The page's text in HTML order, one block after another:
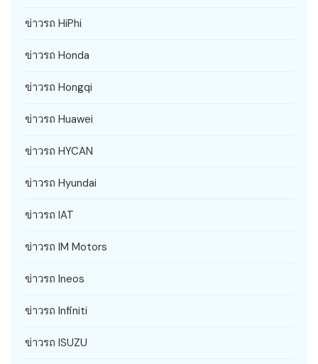
ข่าวรถ HiPhi
ข่าวรถ Honda
ข่าวรถ Hongqi
ข่าวรถ Huawei
ข่าวรถ HYCAN
ข่าวรถ Hyundai
ข่าวรถ IAT
ข่าวรถ IM Motors
ข่าวรถ Ineos
ข่าวรถ Infiniti
ข่าวรถ ISUZU